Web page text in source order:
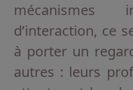
d’interaction, ce
à porter un
autres : leurs